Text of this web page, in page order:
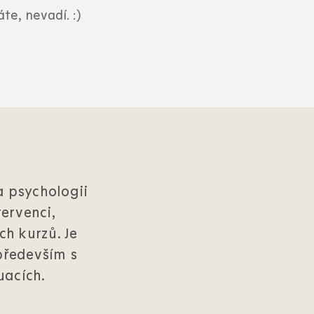
nevadí. :)
psychologii
kurzů. Je
s